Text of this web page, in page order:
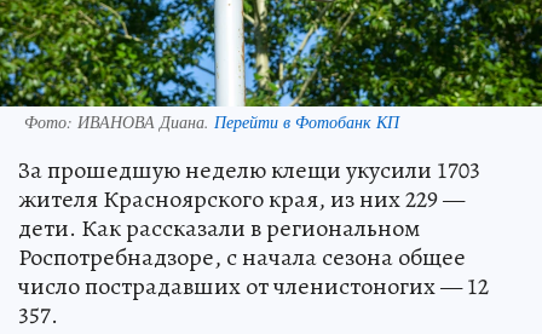
Фото: ИВАНОВА Диана. Перейти в Фотобанк КП
За прошедшую неделю клещи укусили 1703
жителя Красноярского края, из них 229 —
дети. Как рассказали в региональном
Роспотребнадзоре, с начала сезона общее
число пострадавших от членистоногих — 12
357.